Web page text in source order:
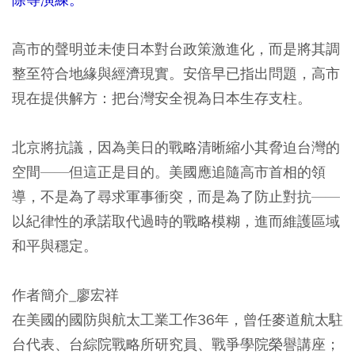
高市的聲明並未使日本對台政策激進化，而是將其調
整至符合地緣與經濟現實。安倍早已指出問題，高市
現在提供解方：把台灣安全視為日本生存支柱。
北京將抗議，因為美日的戰略清晰縮小其脅迫台灣的
空間——但這正是目的。美國應追隨高市首相的領
導，不是為了尋求軍事衝突，而是為了防止對抗——
以紀律性的承諾取代過時的戰略模糊，進而維護區域
和平與穩定。
作者簡介_廖宏祥
在美國的國防與航太工業工作36年，曾任麥道航太駐
台代表、台綜院戰略所研究員、戰爭學院榮譽講座；